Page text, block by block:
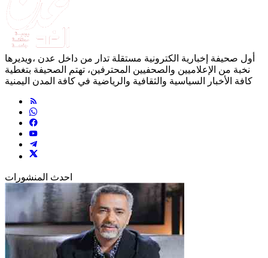
أول صحيفة إخبارية الكترونية مستقلة تدار من داخل عدن ،ويديرها
نخبة من الإعلاميين والصحفيين المحترفين، تهتم الصحيفة بتغطية
كافة الأخبار السياسية والثقافية والرياضية في كافة المدن اليمنية
احدث المنشورات